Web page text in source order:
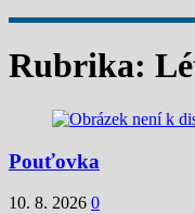
Rubrika:
Pouťovka
10. 8. 2026 0